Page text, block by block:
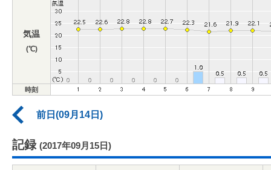
気温
(℃)
時刻
前日(09月14日)
記録 (2017年09月15日)